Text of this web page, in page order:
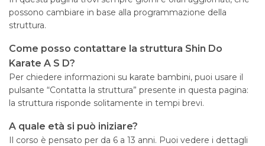
possono cambiare in base alla programmazione della
struttura.
Come posso contattare la struttura Shin Do
Karate A S D?
Per chiedere informazioni su karate bambini, puoi usare il
pulsante “Contatta la struttura” presente in questa pagina:
la struttura risponde solitamente in tempi brevi.
A quale età si può iniziare?
Il corso è pensato per da 6 a 13 anni. Puoi vedere i dettagli